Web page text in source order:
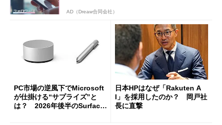
AD（Dreaw合同会社）
PC市場の逆風下でMicrosoft
が仕掛ける“サプライズ”と
は？ 2026年後半のSurface
日本HPはなぜ「Rakuten A
I」を採用したのか？ 岡戸社
長に直撃